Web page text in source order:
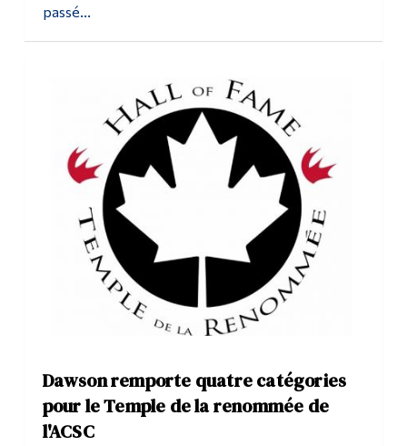
passé...
Dawson remporte quatre catégories
pour le Temple de la renommée de
l'ACSC